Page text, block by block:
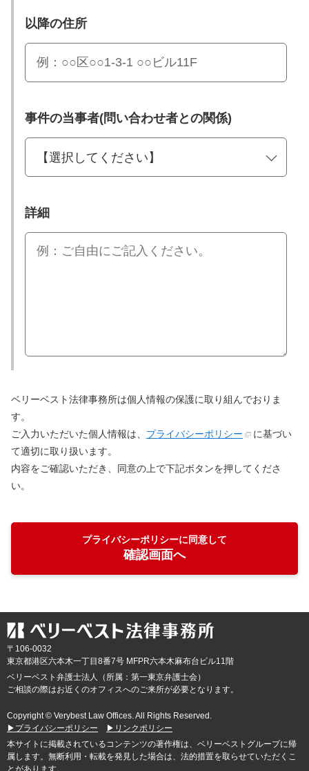
以降の住所
事件の当事者(問い合わせ者との関係)
詳細
ベリーベスト法律事務所は個人情報の保護に取り組んでおりま
す。
ご入力いただいた個人情報は、 プライバシーポリシー
に基づい
て適切に取り扱います。
内容をご確認いただき、同意の上で下記ボタンを押してくださ
い。
プライバシーポリシーに同意して
確認画面へ
〒106-0032
東京都港区六本木一丁目8番7号 MFPR六本木麻布台ビル11階
ベリーベスト弁護士法人（所属：第一東京弁護士会）
ご相談の際はお近くのオフィスへのご来所が必要となります。
Copyright © Verybest Law Offices. All Rights Reserved.
▶プライバシーポリシー
▶リンクポリシー
本サイトに掲載されているコンテンツの著作権は、ベリーベストグループに帰
属します。無断利用・転載を発見した場合は、法的措置を取らせていただくこ
とがあります。